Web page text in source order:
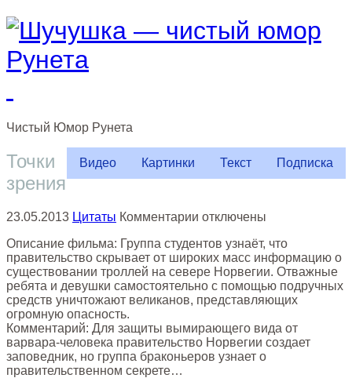
Чистый Юмор Рунета
Видео Картинки Текст Подписка
Точки
зрения
23.05.2013 Цитаты Комментарии к
Точки
зрения
отключены
Описание фильма: Группа студентов узнаёт, что
правительство скрывает от широких масс информацию о
существовании троллей на севере Норвегии. Отважные
ребята и девушки самостоятельно с помощью подручных
средств уничтожают великанов, представляющих
огромную опасность.
Комментарий: Для защиты вымирающего вида от
варвара-человека правительство Норвегии создает
заповедник, но группа браконьеров узнает о
правительственном секрете…